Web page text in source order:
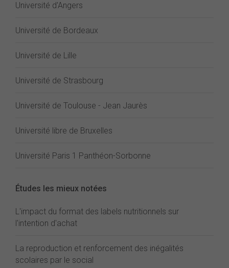
Université d'Angers
Université de Bordeaux
Université de Lille
Université de Strasbourg
Université de Toulouse - Jean Jaurès
Université libre de Bruxelles
Université Paris 1 Panthéon-Sorbonne
Études les mieux notées
L'impact du format des labels nutritionnels sur
l'intention d'achat
La reproduction et renforcement des inégalités
scolaires par le social